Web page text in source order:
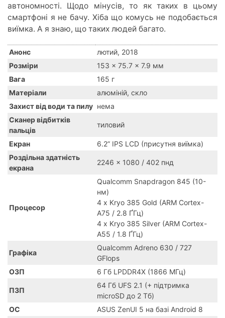
автономності. Щодо мінусів, то як таких в цьому
смартфоні я не бачу. Хіба що комусь не подобається
виїмка. А я знаю, що таких людей багато.
Анонс
лютий, 2018
Розміри
153 x 75.7 x 7.9 мм
Вага
165 г
Матеріали
алюміній, скло
Захист від води та пилу нема
Сканер відбитків
пальців
тиловий
Екран
6.2” IPS LCD (присутня виїмка)
Роздільна здатність
екрана
2246 x 1080 / 402 пнд
Процесор
Qualcomm Snapdragon 845 (10-
нм)
4 x Kryo 385 Gold (ARM Cortex-
A75 / 2.8 ҐГц)
4 x Kryo 385 Silver (ARM Cortex-
A55 / 1.8 ҐГц)
Графіка
Qualcomm Adreno 630 / 727
GFlops
ОЗП
6 Гб LPDDR4X (1866 МГц)
ПЗП
64 Гб UFS 2.1 (+ підтримка
microSD до 2 Тб)
ОС
ASUS ZenUI 5 на базі Android 8